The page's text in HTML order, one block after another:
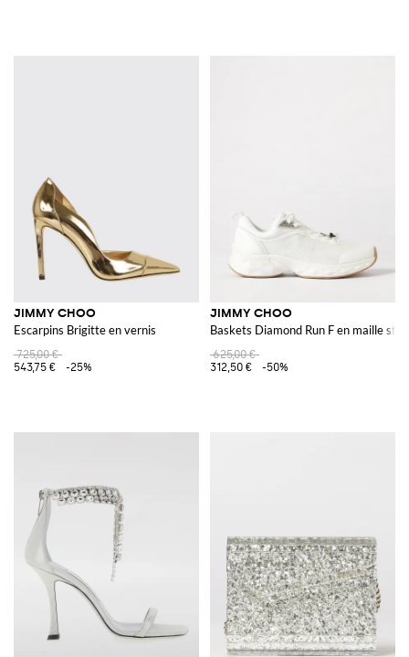
JIMMY CHOO
Escarpins Brigitte en vernis
725,00 €
543,75 €
-25%
JIMMY CHOO
Baskets Diamond Run F en maille
625,00 €
312,50 €
-50%